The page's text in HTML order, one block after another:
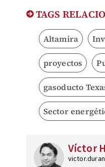
TAGS
Altamira
proyectos
gasoducto
Sector
Víctor